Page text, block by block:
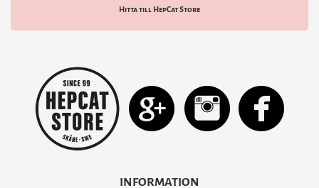
Hitta till HepCat Store
INFORMATION